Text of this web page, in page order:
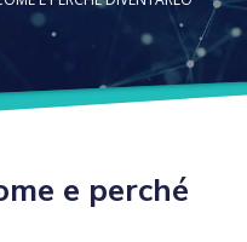
e perché